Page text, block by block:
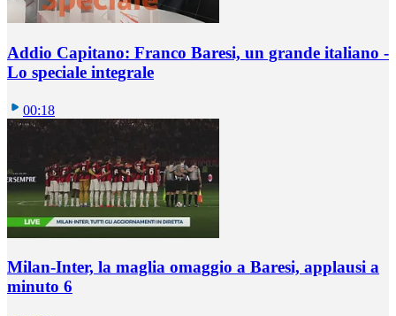
Addio Capitano: Franco Baresi, un grande italiano -
Lo speciale integrale
00:18
Milan-Inter, la maglia omaggio a Baresi, applausi a
minuto 6